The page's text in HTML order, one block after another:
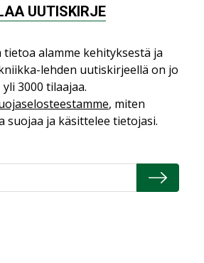
Puutteellinen eristys
lisää lämpöhäviöitä
AJANKOHTAISTA
05.08.2026
kilpailuedut syntyvät,
UUTISKIRJE
alamme kehityksestä ja
lehden uutiskirjeellä on jo
yli 3000 tilaajaa.
, miten
suojaa ja käsittelee tietojasi.